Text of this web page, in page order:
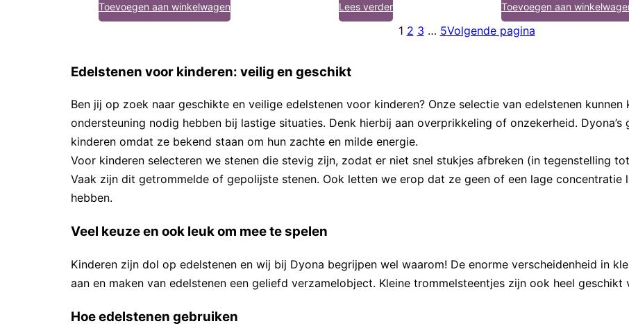
Toevoegen aan winkelwagen Lees verder Toevoegen aan
1 2 3 … 5Volgende pagina
Edelstenen voor kinderen: veilig en geschikt
Ben jij op zoek naar geschikte en veilige edelstenen voor kinderen? Onze selectie van edelstenen
ondersteuning nodig hebben bij lastige situaties. Denk hierbij aan overprikkeling of onzekerheid.
kinderen omdat ze bekend staan om hun zachte en milde energie.
Voor kinderen selecteren we stenen die stevig zijn, zodat er niet snel stukjes afbreken (in tegenstelling
Vaak zijn dit getrommelde of gepolijste stenen. Ook letten we erop dat ze geen of een lage concentratie
hebben.
Veel keuze en ook leuk om mee te spelen
Kinderen zijn dol op edelstenen en wij bij Dyona begrijpen wel waarom! De enorme verscheidenheid in
aan en maken van edelstenen een geliefd verzamelobject. Kleine trommelsteentjes zijn ook heel geschikt
Hoe edelstenen gebruiken